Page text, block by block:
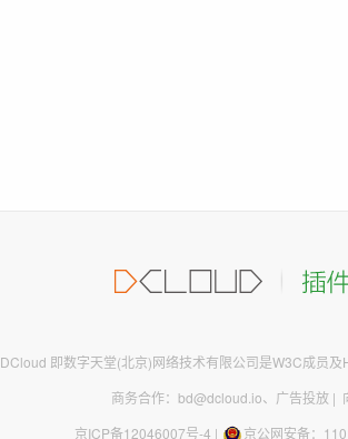
DCloud 即数字天堂(北京)网络技术有限公司是W3C成员
商务合作：bd@dcloud.io、 广告投放 |
京ICP备12046007号-4 | 京公网安备：